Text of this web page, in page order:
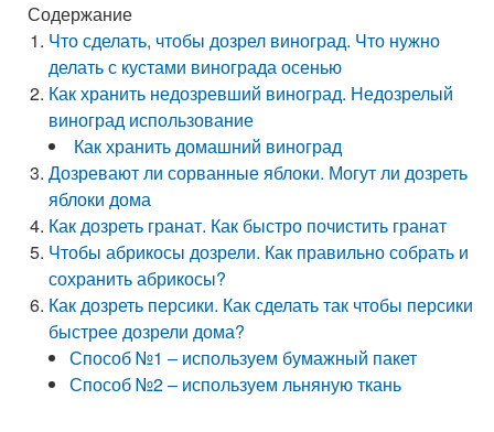
Содержание
Что сделать, чтобы дозрел виноград. Что нужно
делать с кустами винограда осенью
Как хранить недозревший виноград. Недозрелый
виноград использование
Как хранить домашний виноград
Дозревают ли сорванные яблоки. Могут ли дозреть
яблоки дома
Как дозреть гранат. Как быстро почистить гранат
Чтобы абрикосы дозрели. Как правильно собрать и
сохранить абрикосы?
Как дозреть персики. Как сделать так чтобы персики
быстрее дозрели дома?
Способ №1 – используем бумажный пакет
Способ №2 – используем льняную ткань